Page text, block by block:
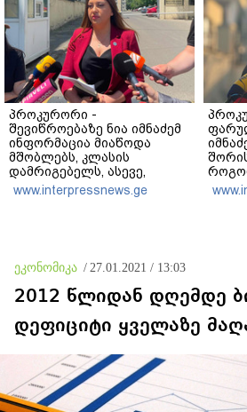
პროკურორი -
შევიწროებაზე ნია იმნაძემ
ინფორმაცია მიაწოდა
მშობლებს, კლასის
დამრიგებელს, ასევე,
ალექსანდრე გაბაშვილს -
ასეთი წარსული
სექსუალურად ავიწროებდა,
ფაქტობრივად, წაქეზება
იყო
www.interpressnews.ge
ნიას
ეკონომიკა / 27.01.2021 / 13:03
2012 წლიდან დღემდე
დეფიციტი ყველაზე